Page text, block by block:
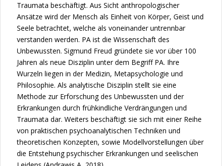
Traumata beschäftigt. Aus Sicht anthropologischer
Ansätze wird der Mensch als Einheit von Körper, Geist und
Seele betrachtet, welche als voneinander untrennbar
verstanden werden. PA ist die Wissenschaft des
Unbewussten. Sigmund Freud gründete sie vor über 100
Jahren als neue Disziplin unter dem Begriff PA. Ihre
Wurzeln liegen in der Medizin, Metapsychologie und
Philosophie. Als analytische Disziplin stellt sie eine
Methode zur Erforschung des Unbewussten und der
Erkrankungen durch frühkindliche Verdrängungen und
Traumata dar. Weiters beschäftigt sie sich mit einer Reihe
von praktischen psychoanalytischen Techniken und
theoretischen Konzepten, sowie Modellvorstellungen über
die Entstehung psychischer Erkrankungen und seelischen